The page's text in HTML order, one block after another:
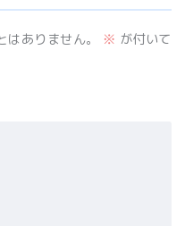
ありません。 ※ が付いて